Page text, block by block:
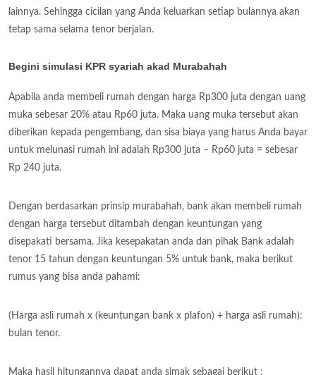
lainnya. Sehingga cicilan yang Anda keluarkan setiap bulannya akan
tetap sama selama tenor berjalan.
Begini simulasi KPR syariah akad Murabahah
Apabila anda membeli rumah dengan harga Rp300 juta dengan uang
muka sebesar 20% atau Rp60 juta. Maka uang muka tersebut akan
diberikan kepada pengembang, dan sisa biaya yang harus Anda bayar
untuk melunasi rumah ini adalah Rp300 juta – Rp60 juta = sebesar
Rp 240 juta.
Dengan berdasarkan prinsip murabahah, bank akan membeli rumah
dengan harga tersebut ditambah dengan keuntungan yang
disepakati bersama. Jika kesepakatan anda dan pihak Bank adalah
tenor 15 tahun dengan keuntungan 5% untuk bank, maka berikut
rumus yang bisa anda pahami:
(Harga asli rumah x (keuntungan bank x plafon) + harga asli rumah):
bulan tenor.
Maka hasil hitungannya dapat anda simak sebagai berikut :